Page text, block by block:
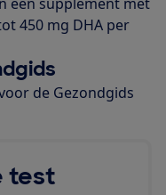
450 mg DHA per
de Gezondgids
test